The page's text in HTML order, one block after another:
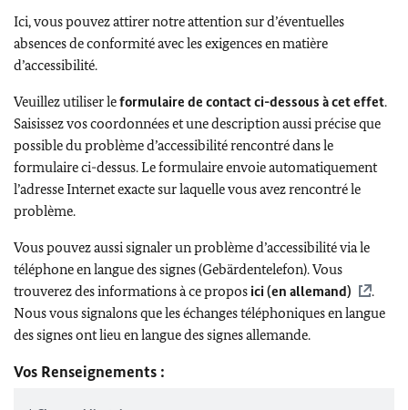
Ici, vous pouvez attirer notre attention sur d’éventuelles
absences de conformité avec les exigences en matière
d’accessibilité.
Veuillez utiliser leformulaire de contact ci-dessous à cet effet.
Saisissez vos coordonnées et une description aussi précise que
possible du problème d’accessibilité rencontré dans le
formulaire ci-dessus. Le formulaire envoie automatiquement
l’adresse Internet exacte sur laquelle vous avez rencontré le
problème.
Vous pouvez aussi signaler un problème d’accessibilité via le
téléphone en langue des signes (Gebärdentelefon). Vous
trouverez des informations à ce propos ici (en allemand)
.
Nous vous signalons que les échanges téléphoniques en langue
des signes ont lieu en langue des signes allemande.
Vos Renseignements :